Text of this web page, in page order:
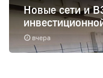
вчера
Новые сети и